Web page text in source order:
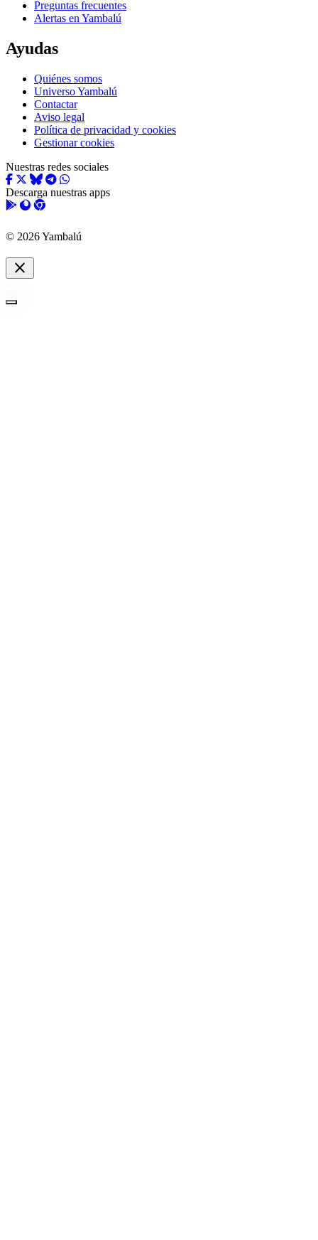
Preguntas frecuentes
Alertas en Yambalú
Ayudas
Quiénes somos
Universo Yambalú
Contactar
Aviso legal
Política de privacidad y cookies
Gestionar cookies
Nuestras redes sociales
Descarga nuestras apps
© 2026 Yambalú
close